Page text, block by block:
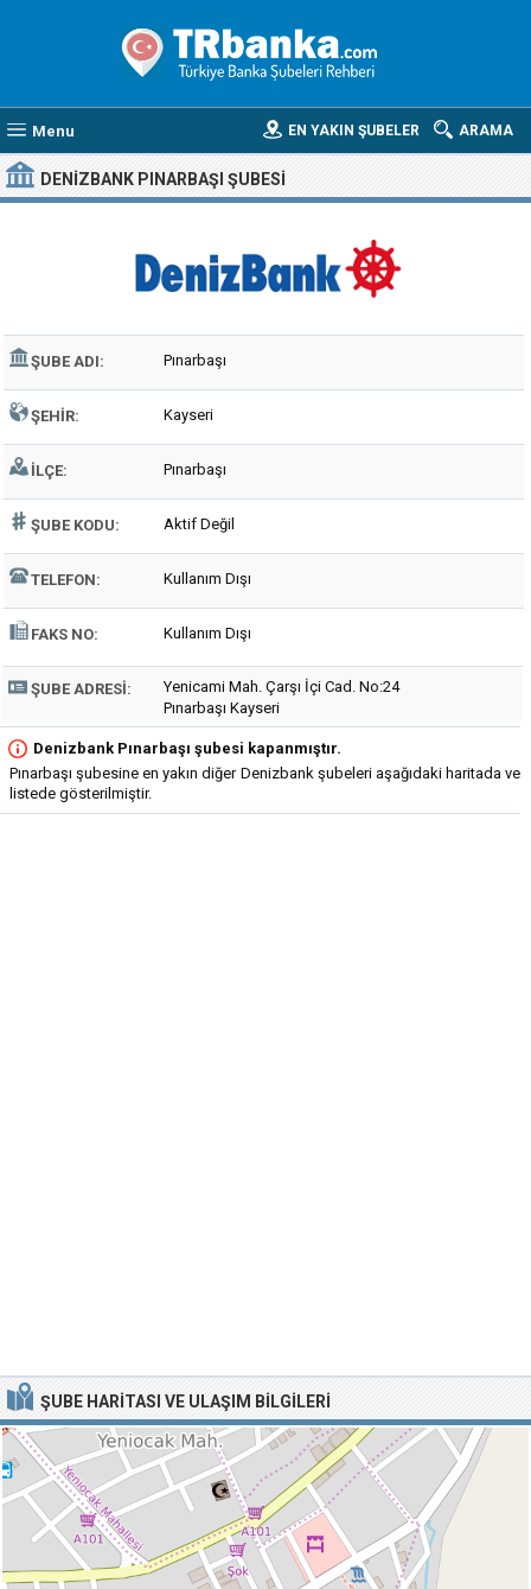
Menu ARAMA
EN YAKIN ŞUBELER
DENIZBANK PINARBAŞI ŞUBESI
ŞUBE ADI: Pınarbaşı
ŞEHIR: Kayseri
İLÇE: Pınarbaşı
ŞUBE KODU: Aktif Değil
TELEFON: Kullanım Dışı
FAKS NO: Kullanım Dışı
ŞUBE ADRESI:
Yenicami Mah. Çarşı İçi Cad. No:24
Pınarbaşı Kayseri
Denizbank Pınarbaşı şubesi kapanmıştır.
Pınarbaşı şubesine en yakın diğer Denizbank şubeleri aşağıdaki haritada ve
listede gösterilmiştir.
ŞUBE HARITASI VE ULAŞIM BILGILERI